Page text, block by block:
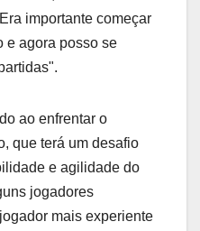
importante começar
e agora posso se
ao enfrentar o
que terá um desafio
e agilidade do
jogadores
mais experiente